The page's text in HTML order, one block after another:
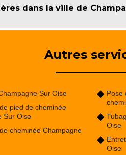
dans la ville de
Autres
Sur Oise
pied de cheminée
Sur Oise
cheminée Champagne
Pose
Oise
Oise